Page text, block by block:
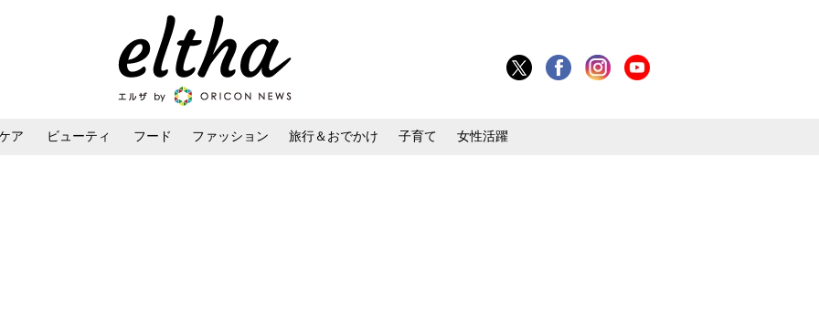
ア ビューティ フード ファッション 旅行＆おでかけ 子育て 女性活躍